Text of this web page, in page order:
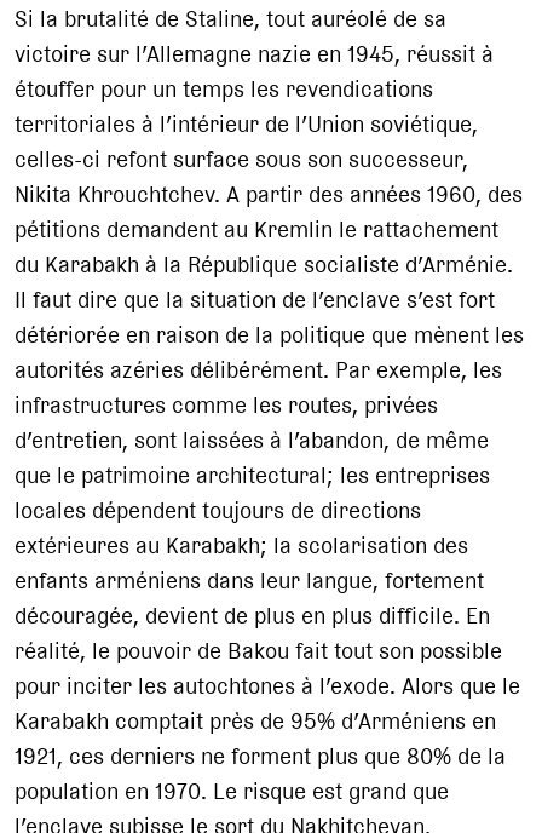
Si la brutalité de Staline, tout auréolé de sa
victoire sur l’Allemagne nazie en 1945, réussit à
étouffer pour un temps les revendications
territoriales à l’intérieur de l’Union soviétique,
celles-ci refont surface sous son successeur,
Nikita Khrouchtchev. A partir des années 1960, des
pétitions demandent au Kremlin le rattachement
du Karabakh à la République socialiste d’Arménie.
Il faut dire que la situation de l’enclave s’est fort
détériorée en raison de la politique que mènent les
autorités azéries délibérément. Par exemple, les
infrastructures comme les routes, privées
d’entretien, sont laissées à l’abandon, de même
que le patrimoine architectural; les entreprises
locales dépendent toujours de directions
extérieures au Karabakh; la scolarisation des
enfants arméniens dans leur langue, fortement
découragée, devient de plus en plus difficile. En
réalité, le pouvoir de Bakou fait tout son possible
pour inciter les autochtones à l’exode. Alors que le
Karabakh comptait près de 95% d’Arméniens en
1921, ces derniers ne forment plus que 80% de la
population en 1970. Le risque est grand que